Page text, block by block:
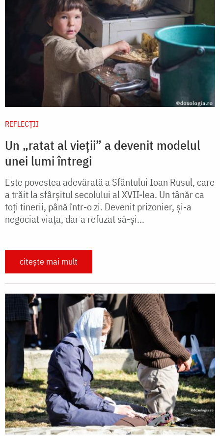
REFLECȚII
Un „ratat al vieții” a devenit modelul
unei lumi întregi
Este povestea adevărată a Sfântului Ioan Rusul, care
a trăit la sfârșitul secolului al XVII-lea. Un tânăr ca
toți tinerii, până într-o zi. Devenit prizonier, și-a
negociat viața, dar a refuzat să-și...
citește mai mult